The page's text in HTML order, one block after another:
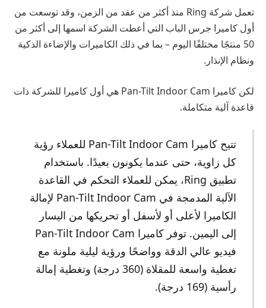
تعمل شركة Ring منذ أكثر من عقد من الزمن، وقد توسعت من
أول كاميرا جرس الباب التي أعطت الشركة اسمها إلى أكثر من
50 منتجًا مختلفًا اليوم – بما في ذلك الكاميرات والإضاءة الذكية
ونظام الإنذار.
لكن كاميرا Pan-Tilt Indoor Cam هي أول كاميرا للشركة ذات
قاعدة آلية متكاملة.
تتيح كاميرا Pan-Tilt Indoor Cam للعملاء رؤية
كل زاوية، حتى عندما يكونون بعيدًا. باستخدام
تطبيق Ring، يمكن للعملاء التحكم في القاعدة
الآلية المدمجة في Pan-Tilt Indoor Cam لإمالة
الكاميرا لأعلى أو لأسفل أو تحريكها من اليسار
إلى اليمين. توفر كاميرا Pan-Tilt Indoor Cam
فيديو عالي الدقة وواضحًا ورؤية ليلية ملونة مع
تغطية واسعة للمقلاة (360 درجة) وتغطية إمالة
رأسية (169 درجة).